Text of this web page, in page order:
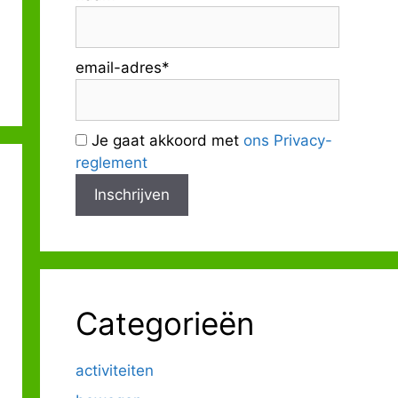
Outlook Live
email-adres*
Je gaat akkoord met ons Privacy-
reglement
Categorieën
activiteiten